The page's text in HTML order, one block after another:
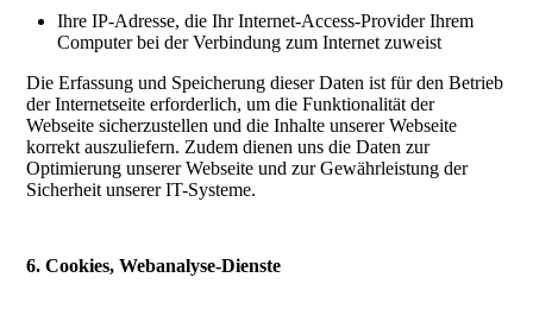
Ihre IP-Adresse, die Ihr Internet-Access-Provider Ihrem
Computer bei der Verbindung zum Internet zuweist
Die Erfassung und Speicherung dieser Daten ist für den Betrieb
der Internetseite erforderlich, um die Funktionalität der
Webseite sicherzustellen und die Inhalte unserer Webseite
korrekt auszuliefern. Zudem dienen uns die Daten zur
Optimierung unserer Webseite und zur Gewährleistung der
Sicherheit unserer IT-Systeme.
6. Cookies, Webanalyse-Dienste